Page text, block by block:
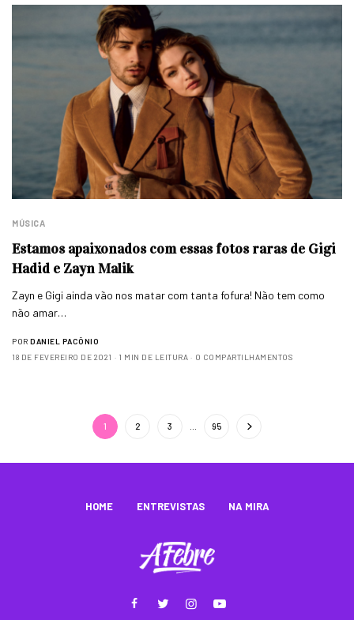
MÚSICA
Estamos apaixonados com essas fotos raras de Gigi
Hadid e Zayn Malik
Zayn e Gigi ainda vão nos matar com tanta fofura! Não tem como
não amar…
POR DANIEL PACÔNIO
18 DE FEVEREIRO DE 2021
1 MIN DE LEITURA 0 COMPARTILHAMENTOS
1 2 3 95
HOME ENTREVISTAS NA MIRA